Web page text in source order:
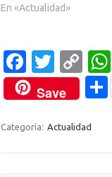
mucha prisa y/o teneis el
En «Actualidad»
Fa
c
e
b
T
w
it
te
C
o
p
y
Save
C
Categoría: Actualidad